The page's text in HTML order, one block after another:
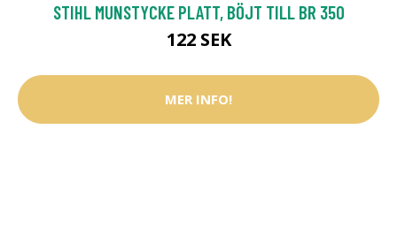
STIHL MUNSTYCKE PLATT, BÖJT TILL BR 350
122 SEK
MER INFO!